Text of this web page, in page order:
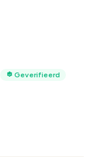
Geverifieerd